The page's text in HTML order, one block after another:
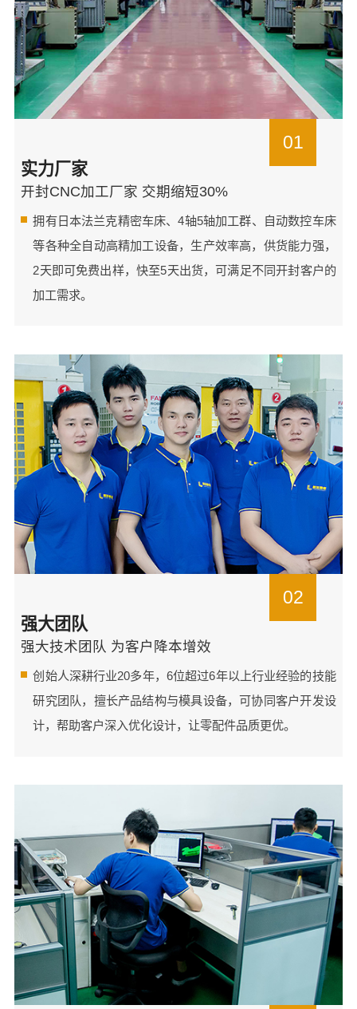
01
实力厂家
开封CNC加工厂家 交期缩短30%
拥有日本法兰克精密车床、4轴5轴加工群、自动数控车床
等各种全自动高精加工设备，生产效率高，供货能力强，
2天即可免费出样，快至5天出货，可满足不同开封客户的
加工需求。
02
强大团队
强大技术团队 为客户降本增效
创始人深耕行业20多年，6位超过6年以上行业经验的技能
研究团队，擅长产品结构与模具设备，可协同客户开发设
计，帮助客户深入优化设计，让零配件品质更优。